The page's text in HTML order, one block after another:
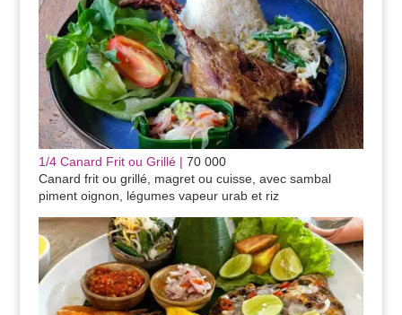
1/4 Canard Frit ou Grillé | 70 000
Canard frit ou grillé, magret ou cuisse, avec sambal
piment oignon, légumes vapeur urab et riz